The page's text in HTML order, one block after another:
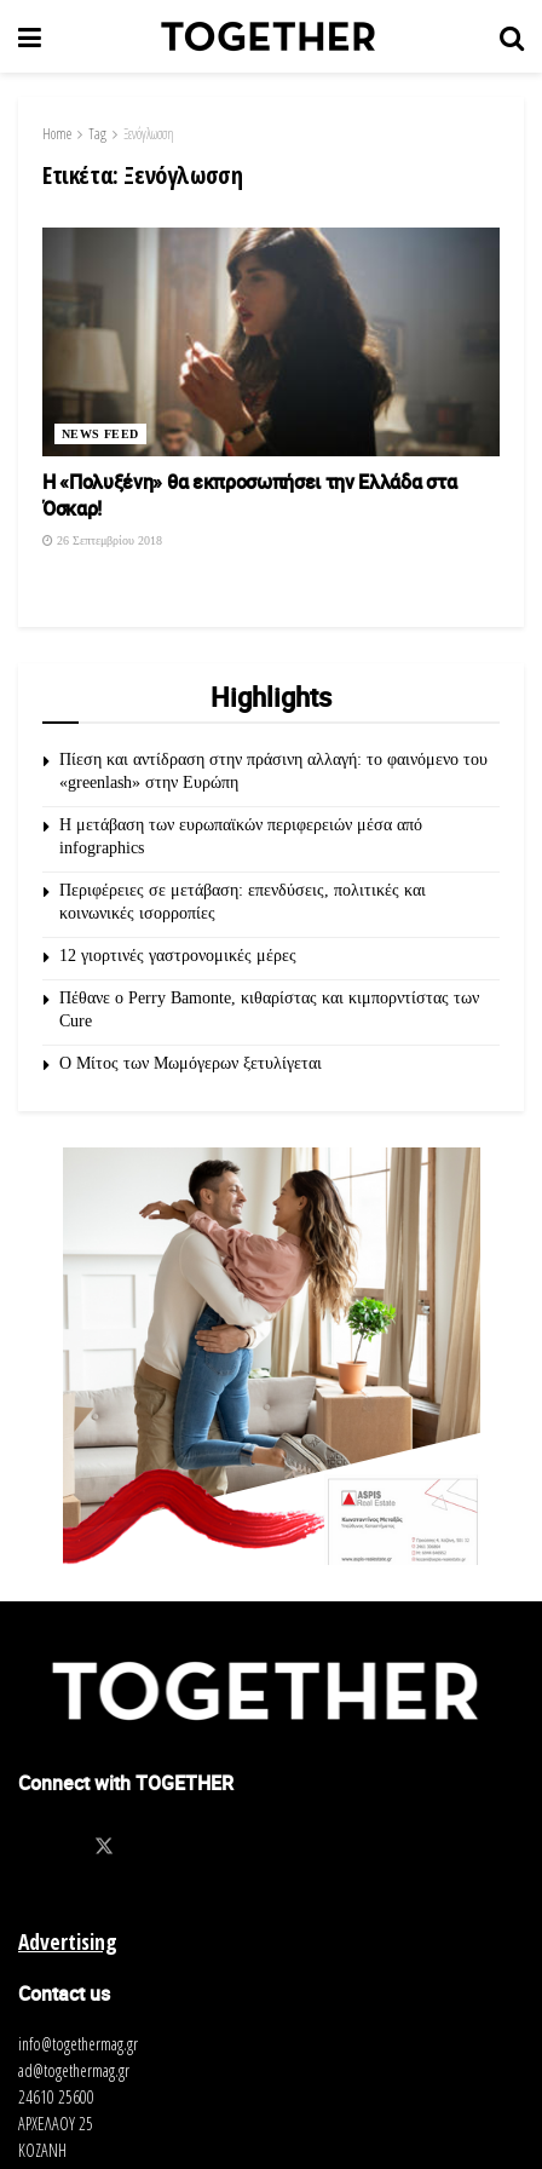
Home Tag Ξενόγλωσση
Ετικέτα: Ξενόγλωσση
NEWS FEED
Η «Πολυξένη» θα εκπροσωπήσει την Ελλάδα στα
Όσκαρ!
26 Σεπτεμβρίου 2018
Highlights
Πίεση και αντίδραση στην πράσινη αλλαγή: το φαινόμενο του
«greenlash» στην Ευρώπη
Η μετάβαση των ευρωπαϊκών περιφερειών μέσα από
infographics
Περιφέρειες σε μετάβαση: επενδύσεις, πολιτικές και
κοινωνικές ισορροπίες
12 γιορτινές γαστρονομικές μέρες
Πέθανε ο Perry Bamonte, κιθαρίστας και κιμπορντίστας των
Cure
O Μίτος των Μωμόγερων ξετυλίγεται
Connect with TOGETHER
Advertising
Contact us
info@togethermag.gr
ad@togethermag.gr
24610 25600
ΑΡΧΕΛΑΟΥ 25
ΚΟΖΑΝΗ